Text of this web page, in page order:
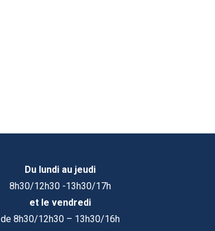
Du lundi au jeudi
8h30/12h30 -13h30/17h
et le vendredi
de 8h30/12h30 – 13h30/16h